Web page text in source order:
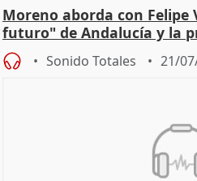
Moreno aborda con Felipe
futuro" de Andalucía y la
incendios
Sonido Totales 21/